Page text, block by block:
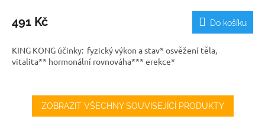
491 Kč Do košíku
KING KONG účinky: fyzický výkon a stav* osvěžení těla,
vitalita** hormonální rovnováha*** erekce*
ZOBRAZIT VŠECHNY SOUVISEJÍCÍ PRODUKTY